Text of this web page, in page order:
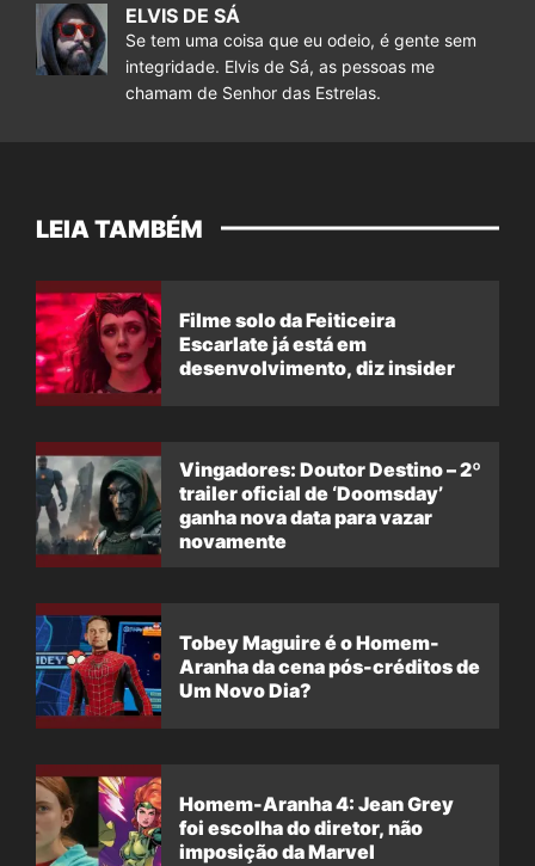
ELVIS DE SÁ
Se tem uma coisa que eu odeio, é gente sem
integridade. Elvis de Sá, as pessoas me
chamam de Senhor das Estrelas.
LEIA TAMBÉM
Filme solo da Feiticeira
Escarlate já está em
desenvolvimento, diz insider
Vingadores: Doutor Destino – 2º
trailer oficial de ‘Doomsday’
ganha nova data para vazar
novamente
Tobey Maguire é o Homem-
Aranha da cena pós-créditos de
Um Novo Dia?
Homem-Aranha 4: Jean Grey
foi escolha do diretor, não
imposição da Marvel